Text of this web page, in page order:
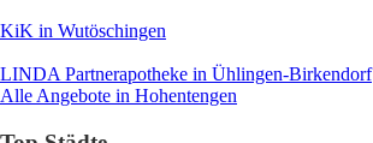
KiK in Wutöschingen
LINDA Partnerapotheke in Ühlingen-Birkendorf
Alle Angebote in Hohentengen